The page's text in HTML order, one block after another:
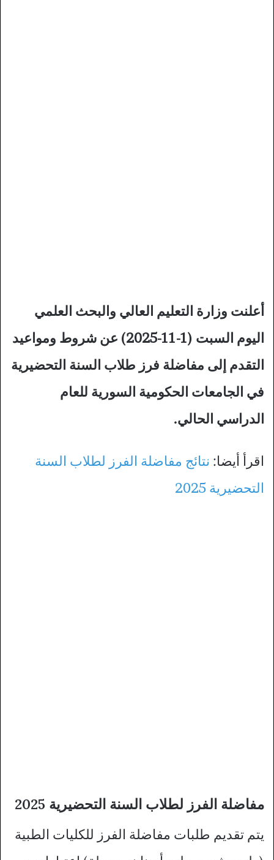
أعلنت وزارة التعليم العالي والبحث العلمي
اليوم السبت (1-11-2025) عن شروط ومواعيد
التقدم إلى مفاضلة فرز طلاب السنة التحضيرية
في الجامعات الحكومية السورية للعام
الدراسي الحالي.
اقرأ أيضا: نتائج مفاضلة الفرز لطلاب السنة
التحضيرية 2025
مفاضلة الفرز لطلاب السنة التحضيرية 2025
يتم تقديم طلبات مفاضلة الفرز للكليات الطبية